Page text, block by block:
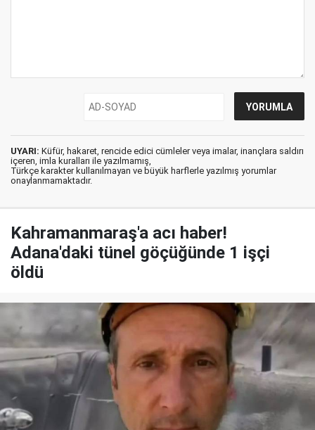
UYARI: Küfür, hakaret, rencide edici cümleler veya imalar, inançlara saldırı
içeren, imla kuralları ile yazılmamış,
Türkçe karakter kullanılmayan ve büyük harflerle yazılmış yorumlar
onaylanmamaktadır.
Kahramanmaraş'a acı haber!
Adana'daki tünel göçüğünde 1 işçi
öldü